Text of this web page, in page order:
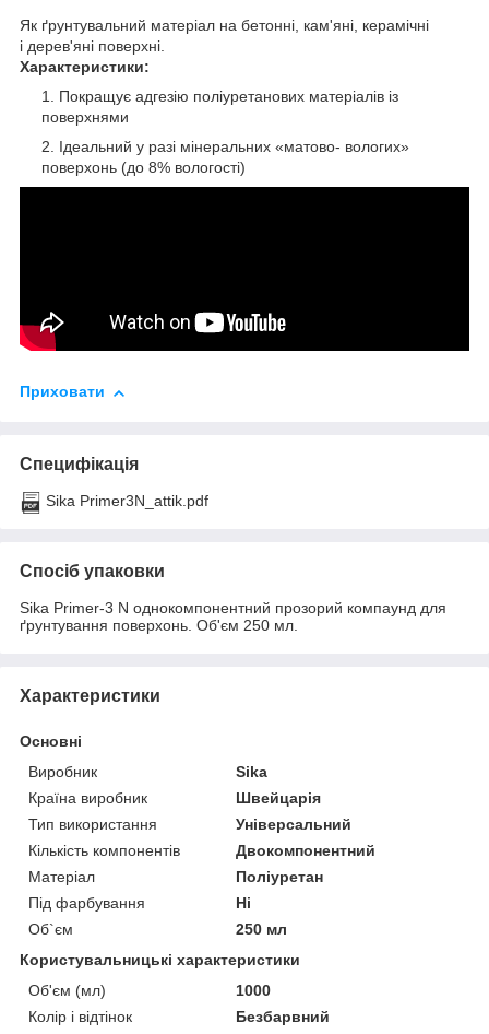
Як ґрунтувальний матеріал на бетонні, кам'яні, керамічні
і дерев'яні поверхні.
Характеристики:
Покращує адгезію поліуретанових матеріалів із
поверхнями
Ідеальний у разі мінеральних «матово- вологих»
поверхонь (до 8% вологості)
Приховати
Специфікація
Sika Primer3N_attik.pdf
Спосіб упаковки
Sika Primer-3 N однокомпонентний прозорий компаунд для
ґрунтування поверхонь. Об'єм 250 мл.
Характеристики
Основні
Виробник
Sika
Країна виробник
Швейцарія
Тип використання
Універсальний
Кількість компонентів
Двокомпонентний
Матеріал
Поліуретан
Під фарбування
Ні
Об`єм
250 мл
Користувальницькі характеристики
Об'єм (мл)
1000
Колір і відтінок
Безбарвний